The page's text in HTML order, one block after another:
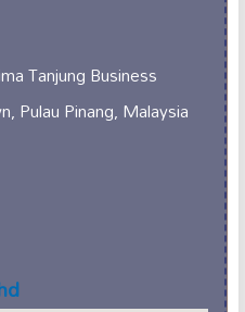
Tanjung Business
Pulau Pinang, Malaysia